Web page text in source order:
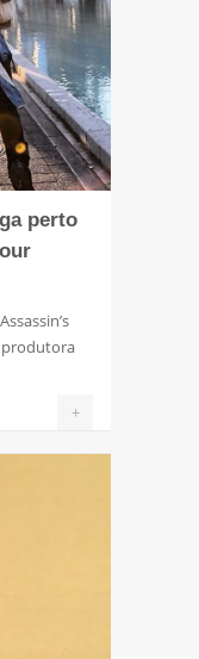
perto
produtora
+